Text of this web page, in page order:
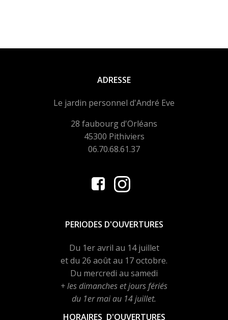
ADRESSE
Le jardin personnel d'André Eve
28 faubourg d'Orléans
45300 Pithiviers
06.70.68.61.37
PERIODES D'OUVERTURES
Du 1er avril au 14 juillet
et du 26 août au 17 octobre.
Du mercredi au samedi
+ les dimanches et jours fériés
du 1er mai au 14 juillet.
HORAIRES D'OUVERTURES